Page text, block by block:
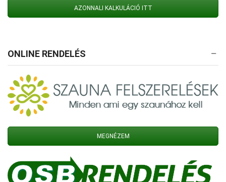
AZONNALI KALKULÁCIÓ ITT
ONLINE RENDELÉS
MEGNÉZEM